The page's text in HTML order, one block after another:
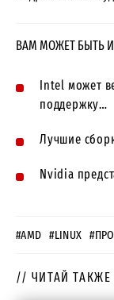
ВАМ МОЖЕТ БЫТЬ
Intel может
поддержку…
Лучшие
Nvidia
#AMD #LINUX
// ЧИТАЙ